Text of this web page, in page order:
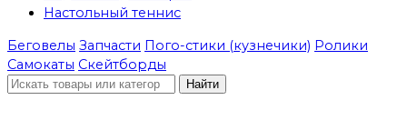
Настольный теннис
Беговелы Запчасти Пого-стики (кузнечики) Ролики
Самокаты Скейтборды
Найти